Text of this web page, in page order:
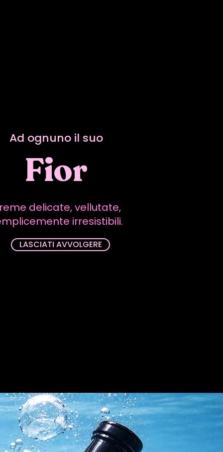
Ad ognuno il suo
Fior
delicate, vellutate,
irresistibili.
LASCIATI AVVOLGERE